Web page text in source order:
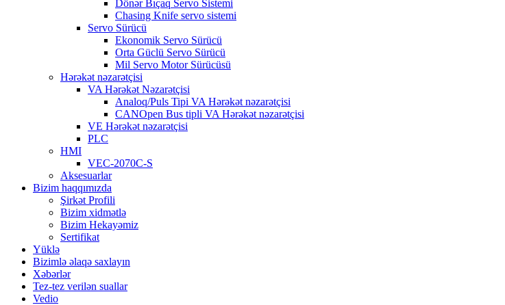
Dönər Bıçaq Servo Sistemi
Chasing Knife servo sistemi
Servo Sürücü
Ekonomik Servo Sürücü
Orta Güclü Servo Sürücü
Mil Servo Motor Sürücüsü
Hərəkət nəzarətçisi
VA Hərəkət Nəzarətçisi
Analoq/Puls Tipi VA Hərəkət nəzarətçisi
CANOpen Bus tipli VA Hərəkət nəzarətçisi
VE Hərəkət nəzarətçisi
PLC
HMI
VEC-2070C-S
Aksesuarlar
Bizim haqqımızda
Şirkət Profili
Bizim xidmətlə
Bizim Hekayəmiz
Sertifikat
Yüklə
Bizimlə əlaqə saxlayın
Xəbərlər
Tez-tez verilən suallar
Vedio